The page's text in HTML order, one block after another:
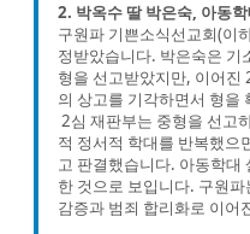
2. 박옥수 딸 박은숙, 아동
구원파 기쁜소식선교회(이
정받았습니다. 박은숙은 기
형을 선고받았지만, 이어
의 상고를 기각하면서 형을
2심 재판부는 중형을 선고
적 정서적 학대를 반복했으
고 판결했습니다. 아동학대
한 것으로 보입니다. 구원
감증과 범죄 합리화로 이어